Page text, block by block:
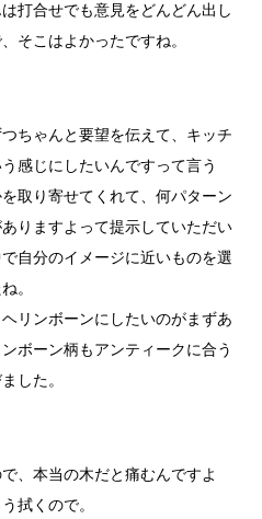
打合せでも意見をどんどん出し
そこはよかったですね。
ちゃんと要望を伝えて、キッチ
感じにしたいんですって言う
取り寄せてくれて、何パターン
りますよって提示していただい
自分のイメージに近いものを選
。
リンボーンにしたいのがまずあ
ボーン柄もアンティークに合う
した。
、本当の木だと痛むんですよ
拭くので。